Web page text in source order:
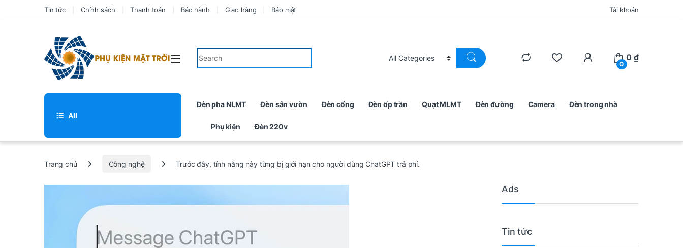
Tin tức Chính sách Thanh toán Bảo hành Giao hàng Bảo mật Tài khoản
0
0₫
All
Đèn pha NLMT Đèn sân vườn Đèn cổng Đèn ốp trần Quạt MLMT Đèn đường Camera Đèn trong nhà
Phụ kiện Đèn 220v
Trang chủ Công nghệ Trước đây, tính năng này từng bị giới hạn cho người dùng ChatGPT trả phí.
Ads
Tin tức